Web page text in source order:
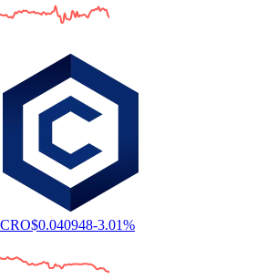
CRO$0.040948-3.01%